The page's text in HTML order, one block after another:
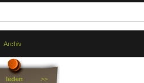
Archiv
leden
>>